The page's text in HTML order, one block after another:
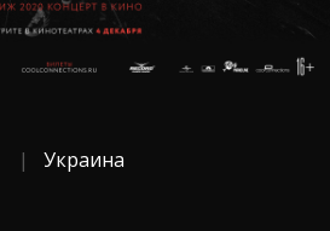
Украина